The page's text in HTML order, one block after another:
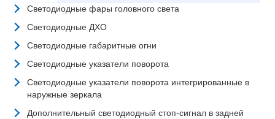
Светодиодные фары головного света
Светодиодные ДХО
Светодиодные габаритные огни
Светодиодные указатели поворота
Светодиодные указатели поворота интегрированные в
наружные зеркала
Дополнительный светодиодный стоп-сигнал в задней